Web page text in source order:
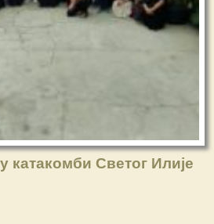
катакомби Светог Илије